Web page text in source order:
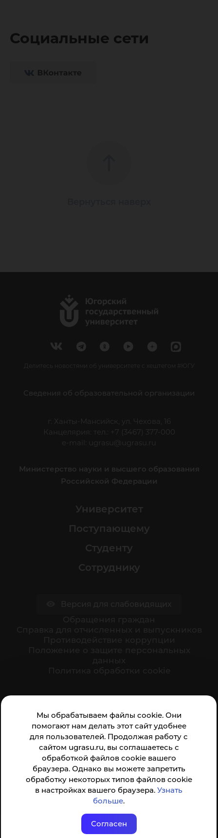
Мы обрабатываем файлы cookie. Они
помогают нам делать этот сайт удобнее
для пользователей. Продолжая работу с
сайтом ugrasu.ru, вы соглашаетесь с
обработкой файлов cookie вашего
браузера. Однако вы можете запретить
обработку некоторых типов файлов cookie
в настройках вашего браузера.Узнать
больше.
Согласен
Социальные сети
Делитесь новостями об университете с хештегом #ЮГУ
Сведения об образовательной организации
г. Ханты-Мансийск, ул. Чехова, 16
Канцелярия: тел.: +7 (3467) 377-000
e-mail:
ugrasu@ugrasu.ru
Министерство науки и высшего образования
Российской Федерации
Университет
Поступающему
Студенту
Сотруднику
организации:
Анкета доступна по QR-коду, а так же по прямой
ссылке
© ФГБОУ ВО ЮГУ 2001–2026